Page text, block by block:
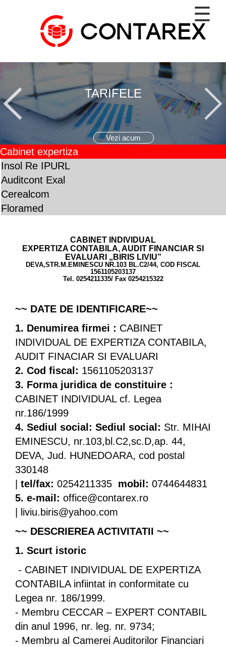
☰
Noutati
Servicii
Legislatie
Contact
TARIFELE
Vezi acum
Cabinet expertiza
Insol Re IPURL
Auditcont Exal
Cerealcom
Floramed
CABINET INDIVIDUAL
EXPERTIZA CONTABILA, AUDIT FINANCIAR SI
EVALUARI „BIRIS LIVIU”
DEVA,STR.M.EMINESCU NR.103 BL.C2/44, COD FISCAL
1561105203137
Tel. 0254211335/ Fax 0254215322
~~ DATE DE IDENTIFICARE~~
1. Denumirea firmei : CABINET
INDIVIDUAL DE EXPERTIZA CONTABILA,
AUDIT FINACIAR SI EVALUARI
2. Cod fiscal: 1561105203137
3. Forma juridica de constituire :
CABINET INDIVIDUAL cf. Legea
nr.186/1999
4. Sediul social: Sediul social: Str. MIHAI
EMINESCU, nr.103,bl.C2,sc.D,ap. 44,
DEVA, Jud. HUNEDOARA, cod postal
330148
tel/fax: 0254211335 mobil: 0744644831
5. e-mail: office@contarex.ro
| liviu.biris@yahoo.com
~~ DESCRIEREA ACTIVITATII ~~
1. Scurt istoric
- CABINET INDIVIDUAL DE EXPERTIZA
CONTABILA infiintat in conformitate cu
Legea nr. 186/1999.
- Membru CECCAR – EXPERT CONTABIL
din anul 1996, nr. leg. nr. 9734;
- Membru al Camerei Auditorilor Financiari